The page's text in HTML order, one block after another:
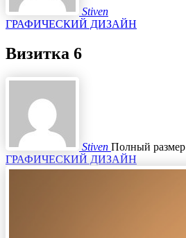
Stiven
ГРАФИЧЕСКИЙ ДИЗАЙН
Визитка 6
Stiven Полный размер
ГРАФИЧЕСКИЙ ДИЗАЙН